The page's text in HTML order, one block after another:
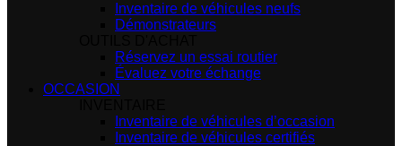
Inventaire de véhicules neufs
Démonstrateurs
Réservez un essai routier
Évaluez votre échange
OCCASION
Inventaire de véhicules d’occasion
Inventaire de véhicules certifiés